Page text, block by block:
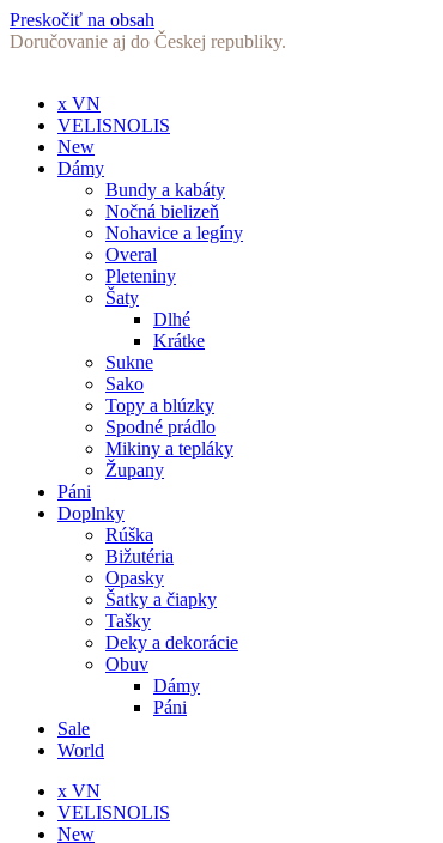
Preskočiť na obsah
Doručovanie aj do Českej republiky.
x VN
VELISNOLIS
New
Dámy
Bundy a kabáty
Nočná bielizeň
Nohavice a legíny
Overal
Pleteniny
Šaty
Dlhé
Krátke
Sukne
Sako
Topy a blúzky
Spodné prádlo
Mikiny a tepláky
Župany
Páni
Doplnky
Rúška
Bižutéria
Opasky
Šatky a čiapky
Tašky
Deky a dekorácie
Obuv
Dámy
Páni
Sale
World
x VN
VELISNOLIS
New